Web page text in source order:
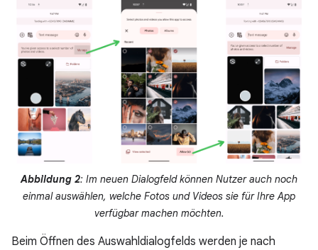
Abbildung 2: Im neuen Dialogfeld können Nutzer auch noch
einmal auswählen, welche Fotos und Videos sie für Ihre App
verfügbar machen möchten.
Beim Öffnen des Auswahldialogfelds werden je nach